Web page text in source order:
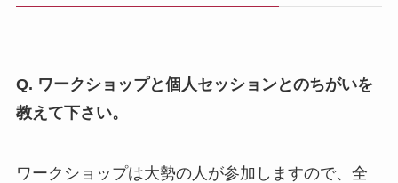
Q. ワークショップと個人セッションとのちがいを
教えて下さい。
ワークショップは大勢の人が参加しますので、全